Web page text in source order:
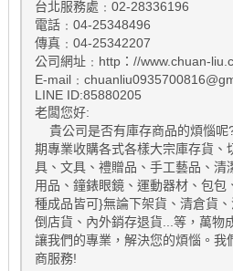
台北服務處﹕02-28336196
電話﹕04-25348496
傳真﹕04-25342207
公司網址﹕http：//www.chuan-
E-
LINE ID:85880205
老闆您好:
貴公司是否有庫存商品的煩惱呢
期專業收購各式各樣大宗庫存貨、
具、文具、禮贈品、手工藝品、清
用品、鐘錶眼鏡、運動器材、包包
種成品皆可}無論下架貨、清倉貨
倒店貨、內外銷存退貨...等，萬物
讓我們的專業，解決您的煩惱。我
商服務!